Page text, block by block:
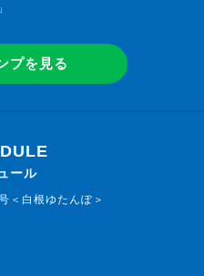
プを見る
ール
＜白根ゆたんぽ＞